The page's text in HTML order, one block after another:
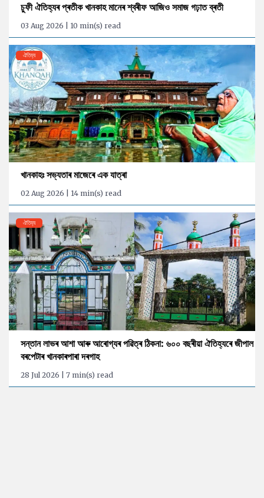
চুফী ঐতিহ্যৰ প্ৰতীক খানকাহ মানেৰ শ্বৰীফ আজিও সমাজ গঢ়াত ব্ৰতী
03 Aug 2026 | 10 min(s) read
ঐতিহ্য
খানকাহঃ সভ্যতাৰ মাজেৰে এক যাত্ৰা
02 Aug 2026 | 14 min(s) read
ঐতিহ্য
সন্তান লাভৰ আশা আৰু আৰোগ্যৰ পৱিত্ৰ ঠিকনা: ৬০০ বছৰীয়া ঐতিহ্যৰে জীপাল
বৰপেটাৰ খানকাৰপাৰা দৰগাহ
28 Jul 2026 | 7 min(s) read